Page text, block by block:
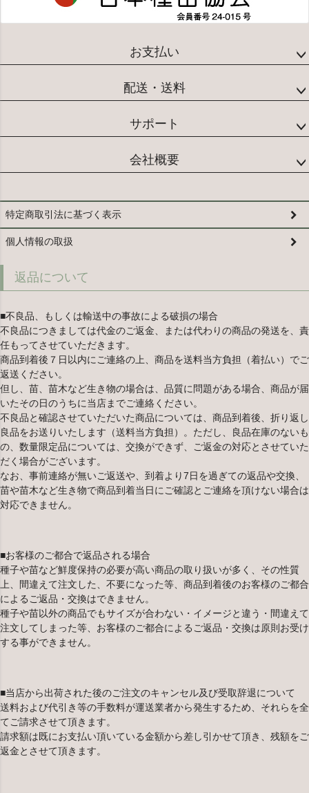
お支払い
配送・送料
サポート
会社概要
特定商取引法に基づく表示
個人情報の取扱
返品について
■不良品、もしくは輸送中の事故による破損の場合
不良品につきましては代金のご返金、または代わりの商品の発送を、責
任もってさせていただきます。
商品到着後７日以内にご連絡の上、商品を送料当方負担（着払い）でご
返送ください。
但し、苗、苗木など生き物の場合は、品質に問題がある場合、商品が届
いたその日のうちに当店までご連絡ください。
不良品と確認させていただいた商品については、商品到着後、折り返し
良品をお送りいたします（送料当方負担）。ただし、良品在庫のないも
の、数量限定品については、交換ができず、ご返金の対応とさせていた
だく場合がございます。
なお、事前連絡が無いご返送や、到着より7日を過ぎての返品や交換、
苗や苗木など生き物で商品到着当日にご確認とご連絡を頂けない場合は
対応できません。
■お客様のご都合で返品される場合
種子や苗など鮮度保持の必要が高い商品の取り扱いが多く、その性質
上、間違えて注文した、不要になった等、商品到着後のお客様のご都合
によるご返品・交換はできません。
種子や苗以外の商品でもサイズが合わない・イメージと違う・間違えて
注文してしまった等、お客様のご都合によるご返品・交換は原則お受け
する事ができません。
■当店から出荷された後のご注文のキャンセル及び受取辞退について
送料および代引き等の手数料が運送業者から発生するため、それらを全
てご請求させて頂きます。
請求額は既にお支払い頂いている金額から差し引かせて頂き、残額をご
返金とさせて頂きます。